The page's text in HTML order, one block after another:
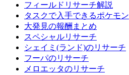
フィールドリサーチ解説
タスクで入手できるポケモン
大発見の報酬まとめ
スペシャルリサーチ
シェイミ(ランド)のリサーチ
フーパのリサーチ
メロエッタのリサーチ